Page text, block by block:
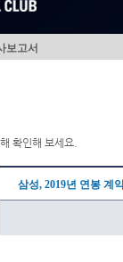
보고서
확인해 보세요.
삼성, 2019년 연봉 계